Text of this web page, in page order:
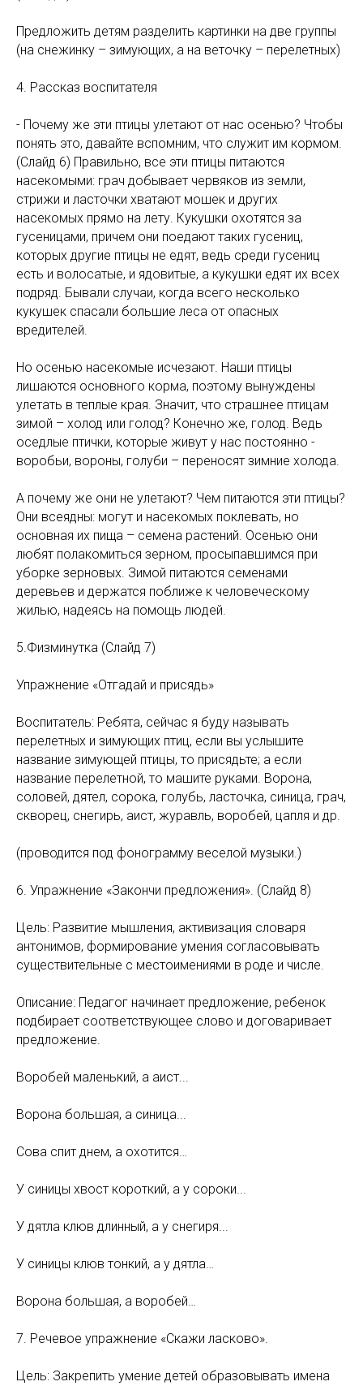
Предложить детям разделить картинки на две группы
(на снежинку – зимующих, а на веточку – перелетных)
4. Рассказ воспитателя
- Почему же эти птицы улетают от нас осенью? Чтобы
понять это, давайте вспомним, что служит им кормом.
(Слайд 6) Правильно, все эти птицы питаются
насекомыми: грач добывает червяков из земли,
стрижи и ласточки хватают мошек и других
насекомых прямо на лету. Кукушки охотятся за
гусеницами, причем они поедают таких гусениц,
которых другие птицы не едят, ведь среди гусениц
есть и волосатые, и ядовитые, а кукушки едят их всех
подряд. Бывали случаи, когда всего несколько
кукушек спасали большие леса от опасных
вредителей.
Но осенью насекомые исчезают. Наши птицы
лишаются основного корма, поэтому вынуждены
улетать в теплые края. Значит, что страшнее птицам
зимой – холод или голод? Конечно же, голод. Ведь
оседлые птички, которые живут у нас постоянно -
воробьи, вороны, голуби – переносят зимние холода.
А почему же они не улетают? Чем питаются эти птицы?
Они всеядны: могут и насекомых поклевать, но
основная их пища – семена растений. Осенью они
любят полакомиться зерном, просыпавшимся при
уборке зерновых. Зимой питаются семенами
деревьев и держатся поближе к человеческому
жилью, надеясь на помощь людей.
5.Физминутка (Слайд 7)
Упражнение «Отгадай и присядь»
Воспитатель: Ребята, сейчас я буду называть
перелетных и зимующих птиц, если вы услышите
название зимующей птицы, то присядьте; а если
название перелетной, то машите руками. Ворона,
соловей, дятел, сорока, голубь, ласточка, синица, грач,
скворец, снегирь, аист, журавль, воробей, цапля и др.
(проводится под фонограмму веселой музыки.)
6. Упражнение «Закончи предложения». (Слайд 8)
Цель: Развитие мышления, активизация словаря
антонимов, формирование умения согласовывать
существительные с местоимениями в роде и числе.
Описание: Педагог начинает предложение, ребенок
подбирает соответствующее слово и договаривает
предложение.
Воробей маленький, а аист...
Ворона большая, а синица...
Сова спит днем, а охотится…
У синицы хвост короткий, а у сороки...
У дятла клюв длинный, а у снегиря...
У синицы клюв тонкий, а у дятла…
Ворона большая, а воробей…
7. Речевое упражнение «Скажи ласково».
Цель: Закрепить умение детей образовывать имена